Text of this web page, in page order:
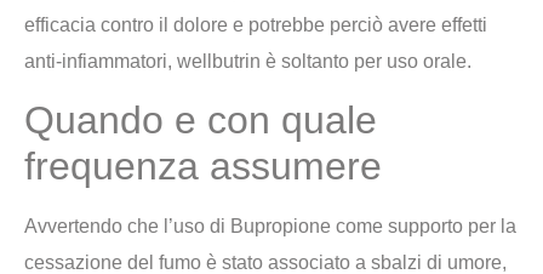
efficacia contro il dolore e potrebbe perciò avere effetti
anti-infiammatori, wellbutrin è soltanto per uso orale.
Quando e con quale
frequenza assumere
Avvertendo che l’uso di Bupropione come supporto per la
cessazione del fumo è stato associato a sbalzi di umore,